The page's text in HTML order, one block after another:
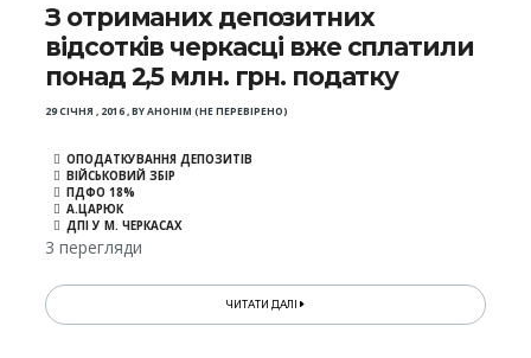
З отриманих депозитних
відсотків черкасці вже сплатили
понад 2,5 млн. грн. податку
29 СІЧНЯ , 2016,BYАНОНІМ (НЕ ПЕРЕВІРЕНО)
ОПОДАТКУВАННЯ ДЕПОЗИТІВ
ВІЙСЬКОВИЙ ЗБІР
ПДФО 18%
А.ЦАРЮК
ДПІ У М. ЧЕРКАСАХ
3 перегляди
ЧИТАТИ ДАЛІ